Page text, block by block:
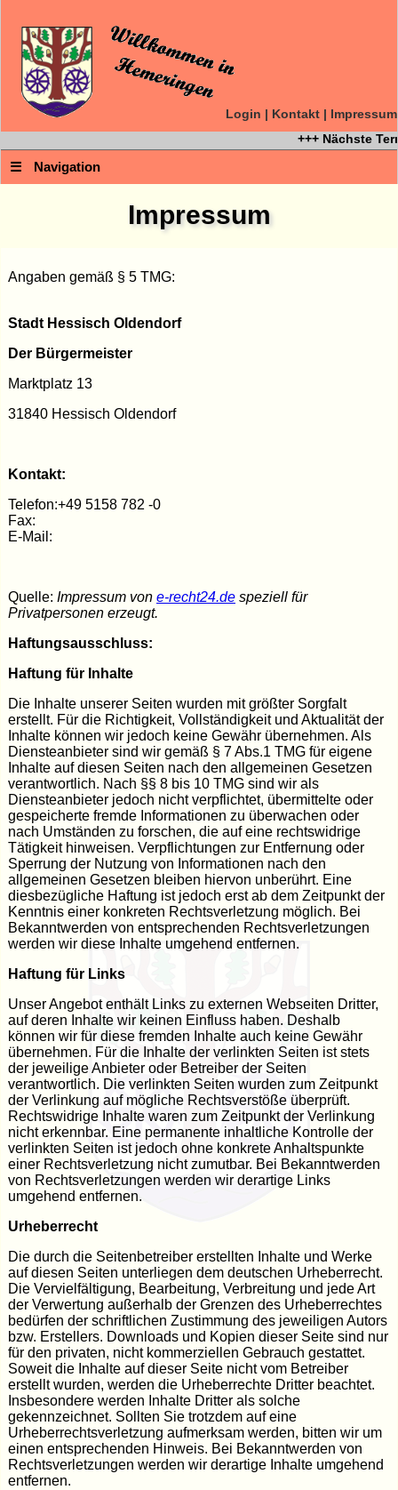
Login | Kontakt | Impressum
+++ Nächste
☰ Navigation
Impressum
Angaben gemäß § 5 TMG:
Stadt Hessisch Oldendorf
Der Bürgermeister
Marktplatz 13
31840 Hessisch Oldendorf
Kontakt:
Telefon:+49 5158 782 -0
Fax:
E-Mail:
Quelle: Impressum von e-recht24.de speziell für
Privatpersonen erzeugt.
Haftungsausschluss:
Haftung für Inhalte
Die Inhalte unserer Seiten wurden mit größter Sorgfalt
erstellt. Für die Richtigkeit, Vollständigkeit und Aktualität der
Inhalte können wir jedoch keine Gewähr übernehmen. Als
Diensteanbieter sind wir gemäß § 7 Abs.1 TMG für eigene
Inhalte auf diesen Seiten nach den allgemeinen Gesetzen
verantwortlich. Nach §§ 8 bis 10 TMG sind wir als
Diensteanbieter jedoch nicht verpflichtet, übermittelte oder
gespeicherte fremde Informationen zu überwachen oder
nach Umständen zu forschen, die auf eine rechtswidrige
Tätigkeit hinweisen. Verpflichtungen zur Entfernung oder
Sperrung der Nutzung von Informationen nach den
allgemeinen Gesetzen bleiben hiervon unberührt. Eine
diesbezügliche Haftung ist jedoch erst ab dem Zeitpunkt der
Kenntnis einer konkreten Rechtsverletzung möglich. Bei
Bekanntwerden von entsprechenden Rechtsverletzungen
werden wir diese Inhalte umgehend entfernen.
Haftung für Links
Unser Angebot enthält Links zu externen Webseiten Dritter,
auf deren Inhalte wir keinen Einfluss haben. Deshalb
können wir für diese fremden Inhalte auch keine Gewähr
übernehmen. Für die Inhalte der verlinkten Seiten ist stets
der jeweilige Anbieter oder Betreiber der Seiten
verantwortlich. Die verlinkten Seiten wurden zum Zeitpunkt
der Verlinkung auf mögliche Rechtsverstöße überprüft.
Rechtswidrige Inhalte waren zum Zeitpunkt der Verlinkung
nicht erkennbar. Eine permanente inhaltliche Kontrolle der
verlinkten Seiten ist jedoch ohne konkrete Anhaltspunkte
einer Rechtsverletzung nicht zumutbar. Bei Bekanntwerden
von Rechtsverletzungen werden wir derartige Links
umgehend entfernen.
Urheberrecht
Die durch die Seitenbetreiber erstellten Inhalte und Werke
auf diesen Seiten unterliegen dem deutschen Urheberrecht.
Die Vervielfältigung, Bearbeitung, Verbreitung und jede Art
der Verwertung außerhalb der Grenzen des Urheberrechtes
bedürfen der schriftlichen Zustimmung des jeweiligen Autors
bzw. Erstellers. Downloads und Kopien dieser Seite sind nur
für den privaten, nicht kommerziellen Gebrauch gestattet.
Soweit die Inhalte auf dieser Seite nicht vom Betreiber
erstellt wurden, werden die Urheberrechte Dritter beachtet.
Insbesondere werden Inhalte Dritter als solche
gekennzeichnet. Sollten Sie trotzdem auf eine
Urheberrechtsverletzung aufmerksam werden, bitten wir um
einen entsprechenden Hinweis. Bei Bekanntwerden von
Rechtsverletzungen werden wir derartige Inhalte umgehend
entfernen.